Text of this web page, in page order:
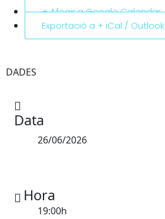
+ Afegir a Google Calendar
Exportació a + iCal / Outlook
DADES
Data
26/06/2026
Hora
19:00h